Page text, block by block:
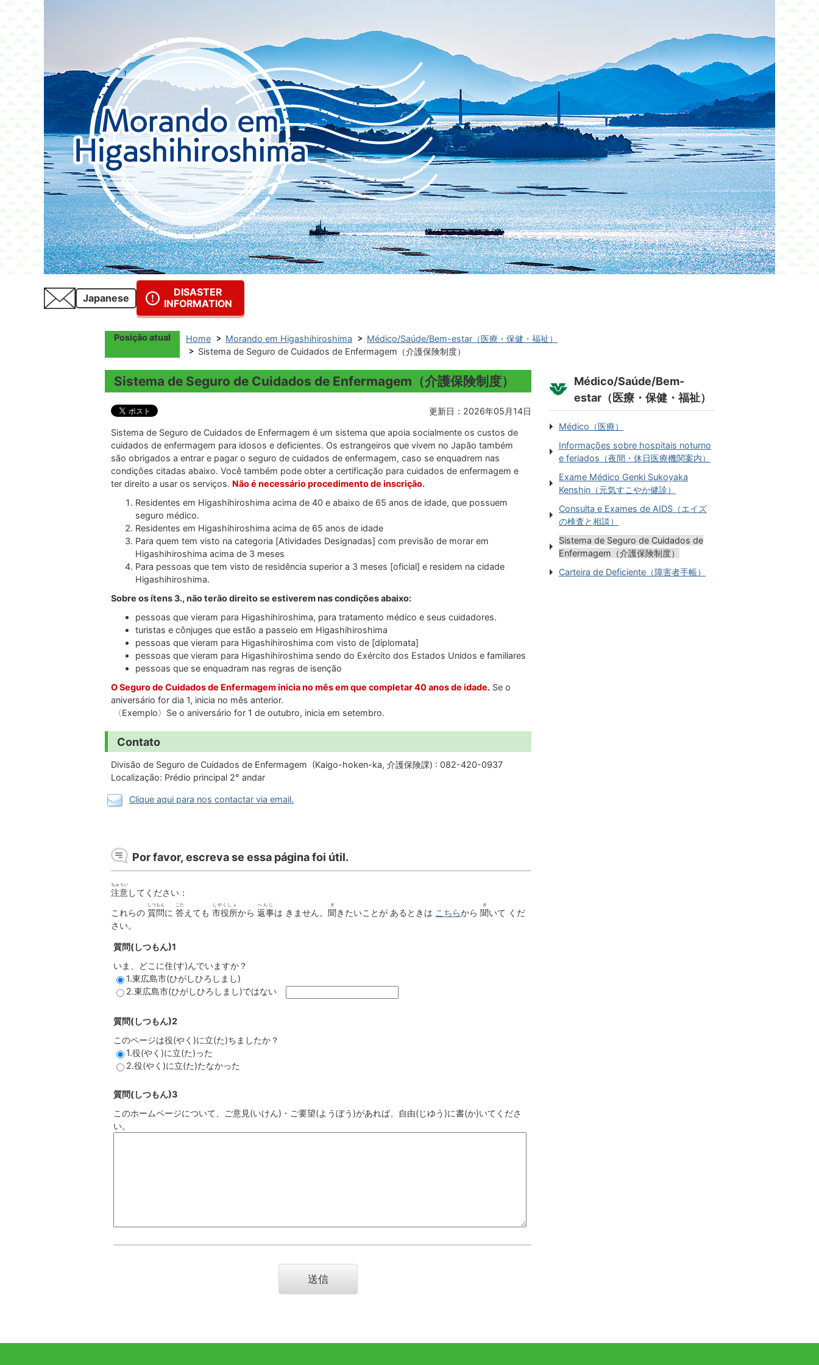
Japanese
DISASTER
INFORMATION
Posição atual Home Morando em Higashihiroshima
Médico/Saúde/Bem-estar（医療・保健・福祉）
Sistema de Seguro de Cuidados de Enfermagem（介護保険制度）
Sistema de Seguro de Cuidados de Enfermagem（介護保険制度）
更新日：2026年05月14日
Sistema de Seguro de Cuidados de Enfermagem é um sistema que apoia socialmente os custos de
cuidados de enfermagem para idosos e deficientes. Os estrangeiros que vivem no Japão também
são obrigados a entrar e pagar o seguro de cuidados de enfermagem, caso se enquadrem nas
condições citadas abaixo. Você também pode obter a certificação para cuidados de enfermagem e
ter direito a usar os serviços. Não é necessário procedimento de inscrição.
Residentes em Higashihiroshima acima de 40 e abaixo de 65 anos de idade, que possuem
seguro médico.
Residentes em Higashihiroshima acima de 65 anos de idade
Para quem tem visto na categoria [Atividades Designadas] com previsão de morar em
Higashihiroshima acima de 3 meses
Para pessoas que tem visto de residência superior a 3 meses [oficial] e residem na cidade
Higashihiroshima.
Sobre os ítens 3., não terão direito se estiverem nas condições abaixo:
pessoas que vieram para Higashihiroshima, para tratamento médico e seus cuidadores.
turistas e cônjuges que estão a passeio em Higashihiroshima
pessoas que vieram para Higashihiroshima com visto de [diplomata]
pessoas que vieram para Higashihiroshima sendo do Exército dos Estados Unidos e familiares
pessoas que se enquadram nas regras de isenção
O Seguro de Cuidados de Enfermagem inicia no mês em que completar 40 anos de idade. Se o
aniversário for dia 1, inicia no mês anterior.
〈Exemplo〉Se o aniversário for 1 de outubro, inicia em setembro.
Contato
Divisão de Seguro de Cuidados de Enfermagem (Kaigo-hoken-ka, 介護保険課) : 082-420-0937
Localização: Prédio principal 2° andar
Clique aqui para nos contactar via email.
Por favor, escreva se essa página foi útil.
注意
ちゅうい
してください：
これらの 質問
しつもん
に 答
こた
えても 市役所
しやくしょ
から 返事
へんじ
は きません。 聞
き
きたいことが あるときは こちらから 聞
き
いて くだ
さい。
質問(しつもん)1
いま、どこに住(す)んでいますか？
1.東広島市(ひがしひろしまし)
2.東広島市(ひがしひろしまし)ではない
質問(しつもん)2
このページは役(やく)に立(た)ちましたか？
1.役(やく)に立(た)った
2.役(やく)に立(た)たなかった
質問(しつもん)3
このホームページについて、ご意見(いけん)・ご要望(ようぼう)があれば、自由(じゆう)に書(か)いてくださ
い。
Médico/Saúde/Bem-
estar（医療・保健・福祉）
Médico（医療）
Informações sobre hospitais noturno
e feriados（夜間・休日医療機関案内）
Exame Médico Genki Sukoyaka
Kenshin（元気すこやか健診）
Consulta e Exames de AIDS（エイズ
の検査と相談）
Sistema de Seguro de Cuidados de
Enfermagem（介護保険制度）
Carteira de Deficiente（障害者手帳）